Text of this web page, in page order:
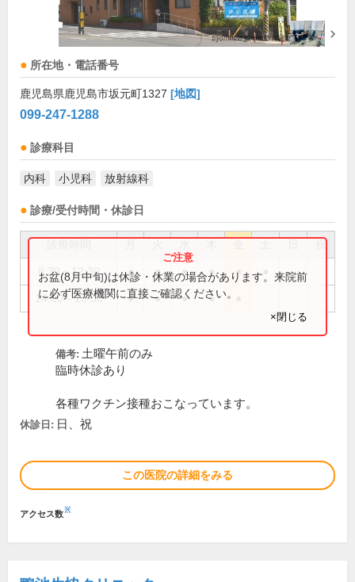
所在地・電話番号
鹿児島県鹿児島市坂元町1327 [地図]
099-247-1288
診療科目
内科 小児科 放射線科
診療/受付時間・休診日
祝
8:30～12:30 ● ● ● ● ●
14:00～18:00 ● ● ● ●
お盆(8月中旬)は休診・休業の場合があります。来院前
に必ず医療機関に直接ご確認ください。
×閉じる
備考: 土曜午前のみ
臨時休診あり
各種ワクチン接種おこなっています。
休診日: 日、祝
この医院の詳細をみる
アクセス数※